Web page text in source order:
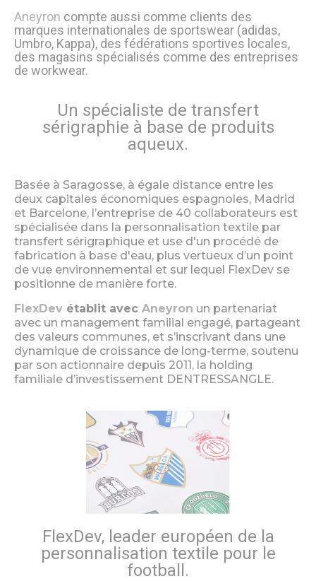
Aneyron compte aussi comme clients des
marques internationales de sportswear (adidas,
Umbro, Kappa), des fédérations sportives locales,
des magasins spécialisés comme des entreprises
de workwear.
Un spécialiste de transfert
sérigraphie à base de produits
aqueux.
Basée à Saragosse, à égale distance entre les
deux capitales économiques espagnoles, Madrid
et Barcelone, l’entreprise de 40 collaborateurs est
spécialisée dans la personnalisation textile par
transfert sérigraphique et use d'un procédé de
fabrication à base d'eau, plus vertueux d’un point
de vue environnemental et sur lequel FlexDev se
positionne de manière forte.
FlexDev établit avec Aneyron un partenariat
avec un management familial engagé, partageant
des valeurs communes, et s’inscrivant dans une
dynamique de croissance de long-terme, soutenu
par son actionnaire depuis 2011, la holding
familiale d’investissement DENTRESSANGLE.
FlexDev, leader européen de la
personnalisation textile pour le
football.